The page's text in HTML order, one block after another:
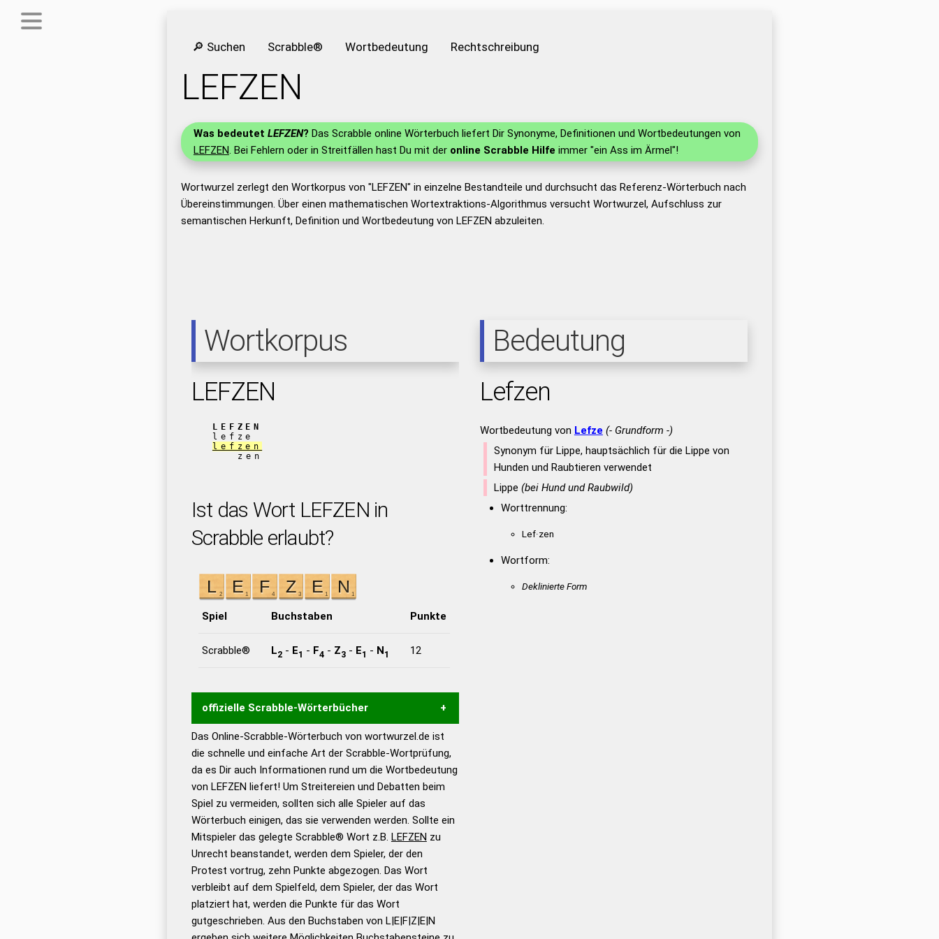
🔎 Suchen Scrabble® Wortbedeutung Rechtschreibung
LEFZEN
Was bedeutet LEFZEN? Das Scrabble online Wörterbuch liefert Dir Synonyme, Definitionen und Wortbedeutungen von
LEFZEN. Bei Fehlern oder in Streitfällen hast Du mit der online Scrabble Hilfe immer "ein Ass im Ärmel"!
Wortwurzel zerlegt den Wortkorpus von "LEFZEN" in einzelne Bestandteile und durchsucht das Referenz-Wörterbuch nach
Übereinstimmungen. Über einen mathematischen Wortextraktions-Algorithmus versucht Wortwurzel, Aufschluss zur
semantischen Herkunft, Definition und Wortbedeutung von LEFZEN abzuleiten.
Wortkorpus
LEFZEN
LEFZEN
lefze
lefzen
zen
Ist das Wort LEFZEN in
Scrabble erlaubt?
Spiel Buchstaben Punkte
Scrabble® L2- E1 - F4 - Z3- E1 - N1 12
offizielle Scrabble-Wörterbücher
Wortwurzel liefert mit Hilfe eines semantischen
Wortanalyse-Algorithmus gute Anhaltspunkte zu
Wortbedeutung, Worttrennung und Wortform, um die
Gültigkeit eines Wortes für das Scrabble-Spiel zu
bestimmen! zugelassene Turnier Scrabble-
Wörterbücher sind:
Duden – Standardwerk in 12
Bänden
Duden – Richtiges und gutes
Deutsch
Das Online-Scrabble-Wörterbuch von wortwurzel.de ist
die schnelle und einfache Art der Scrabble-Wortprüfung,
da es Dir auch Informationen rund um die Wortbedeutung
von LEFZEN liefert! Um Streitereien und Debatten beim
Spiel zu vermeiden, sollten sich alle Spieler auf das
Wörterbuch einigen, das sie verwenden werden. Sollte ein
Mitspieler das gelegte Scrabble® Wort z.B. LEFZEN zu
Unrecht beanstandet, werden dem Spieler, der den
Protest vortrug, zehn Punkte abgezogen. Das Wort
verbleibt auf dem Spielfeld, dem Spieler, der das Wort
platziert hat, werden die Punkte für das Wort
gutgeschrieben. Aus den Buchstaben von L|E|F|Z|E|N
Bedeutung
Lefzen
Wortbedeutung von Lefze (- Grundform -)
Synonym für Lippe, hauptsächlich für die Lippe von
Hunden und Raubtieren verwendet
Lippe (bei Hund und Raubwild)
Worttrennung:
Lef·zen
Wortform:
Deklinierte Form